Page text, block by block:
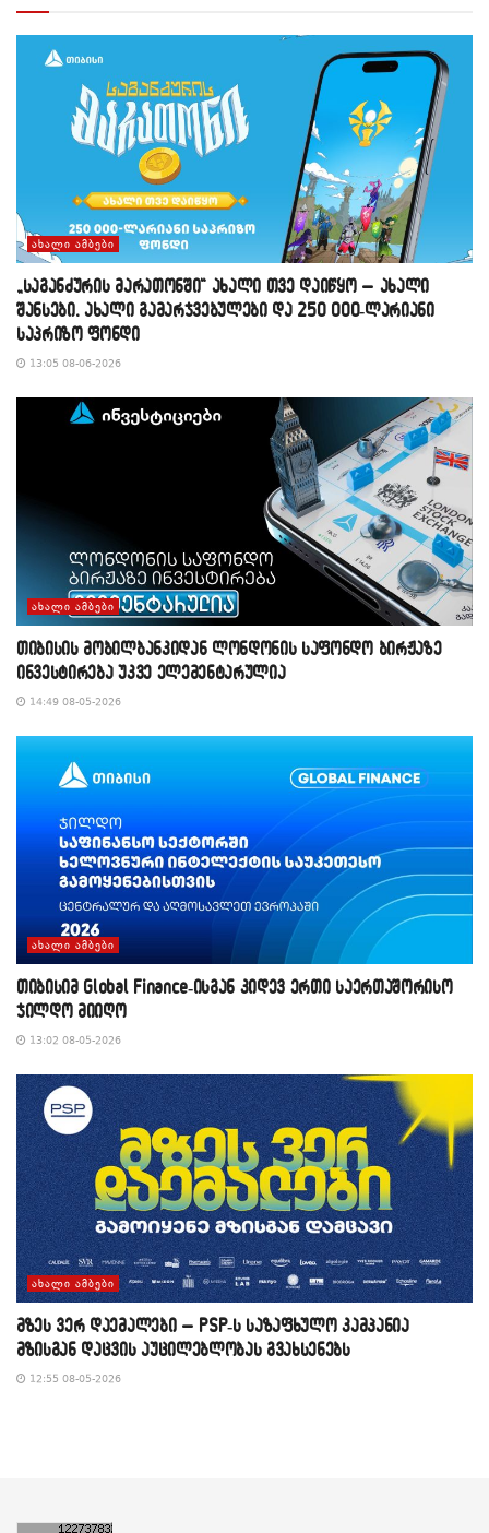
ᲐᲮᲐᲚᲘ ᲐᲛᲑᲔᲑᲘ
„საგანძურის მარათონში“ ახალი თვე დაიწყო – ახალი
შანსები, ახალი გამარჯვებულები და 250 000-ლარიანი
საპრიზო ფონდი
13:05 08-06-2026
ᲐᲮᲐᲚᲘ ᲐᲛᲑᲔᲑᲘ
თიბისის მობილბანკიდან ლონდონის საფონდო ბირჟაზე
ინვესტირება უკვე ელემენტარულია
14:49 08-05-2026
ᲐᲮᲐᲚᲘ ᲐᲛᲑᲔᲑᲘ
თიბისიმ Global Finance-ისგან კიდევ ერთი საერთაშორისო
ჯილდო მიიღო
13:02 08-05-2026
ᲐᲮᲐᲚᲘ ᲐᲛᲑᲔᲑᲘ
მზეს ვერ დაემალები – PSP-ს საზაფხულო კამპანია
მზისგან დაცვის აუცილებლობას გვახსენებს
12:55 08-05-2026